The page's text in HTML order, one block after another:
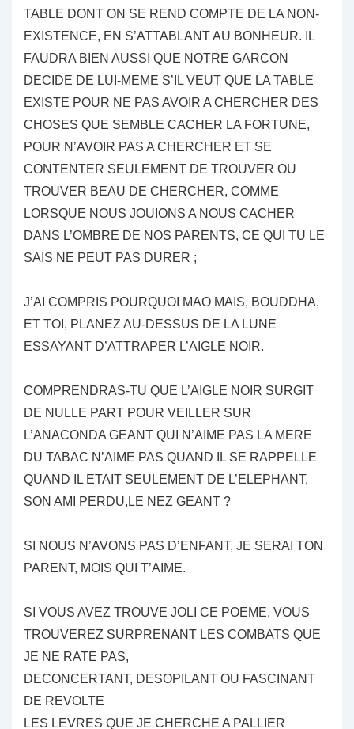
TABLE DONT ON SE REND COMPTE DE LA NON-
EXISTENCE, EN S’ATTABLANT AU BONHEUR. IL
FAUDRA BIEN AUSSI QUE NOTRE GARCON
DECIDE DE LUI-MEME S’IL VEUT QUE LA TABLE
EXISTE POUR NE PAS AVOIR A CHERCHER DES
CHOSES QUE SEMBLE CACHER LA FORTUNE,
POUR N’AVOIR PAS A CHERCHER ET SE
CONTENTER SEULEMENT DE TROUVER OU
TROUVER BEAU DE CHERCHER, COMME
LORSQUE NOUS JOUIONS A NOUS CACHER
DANS L’OMBRE DE NOS PARENTS, CE QUI TU LE
SAIS NE PEUT PAS DURER ;
J’AI COMPRIS POURQUOI MAO MAIS, BOUDDHA,
ET TOI, PLANEZ AU-DESSUS DE LA LUNE
ESSAYANT D’ATTRAPER L’AIGLE NOIR.
COMPRENDRAS-TU QUE L’AIGLE NOIR SURGIT
DE NULLE PART POUR VEILLER SUR
L’ANACONDA GEANT QUI N’AIME PAS LA MERE
DU TABAC N’AIME PAS QUAND IL SE RAPPELLE
QUAND IL ETAIT SEULEMENT DE L’ELEPHANT,
SON AMI PERDU,LE NEZ GEANT ?
SI NOUS N’AVONS PAS D’ENFANT, JE SERAI TON
PARENT, MOIS QUI T’AIME.
SI VOUS AVEZ TROUVE JOLI CE POEME, VOUS
TROUVEREZ SURPRENANT LES COMBATS QUE
JE NE RATE PAS,
DECONCERTANT, DESOPILANT OU FASCINANT
DE REVOLTE
LES LEVRES QUE JE CHERCHE A PALLIER